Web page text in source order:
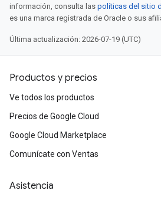
información, consulta las políticas del sitio
es una marca registrada de Oracle o sus
Última actualización: 2026-07-19 (UTC)
Productos y precios
Ve todos los productos
Precios de Google Cloud
Google Cloud Marketplace
Comunícate con Ventas
Asistencia